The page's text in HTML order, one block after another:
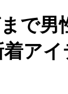
で男
ア